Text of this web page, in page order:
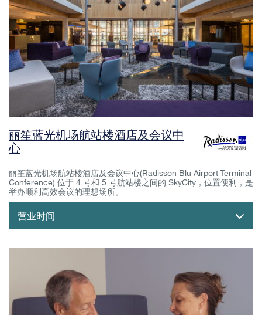
丽笙蓝光机场航站楼酒店及会议中
心
丽笙蓝光机场航站楼酒店及会议中心(Radisson Blu Airport Terminal
Conference) 位于 4 号和 5 号航站楼之间的 SkyCity，位置便利，是
举办顺利高效会议的理想场所。
营业时间